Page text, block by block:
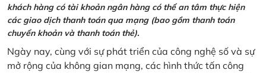
khách hàng có tài khoản ngân hàng có thể an tâm thực hiện
các giao dịch thanh toán qua mạng (bao gồm thanh toán
chuyển khoản và thanh toán thẻ).
Ngày nay, cùng với sự phát triển của công nghệ số và sự
mở rộng của không gian mạng, các hình thức tấn công